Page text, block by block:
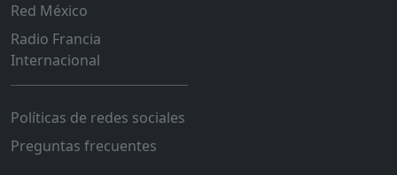
Red México
Radio Francia
Internacional
Políticas de redes sociales
Preguntas frecuentes